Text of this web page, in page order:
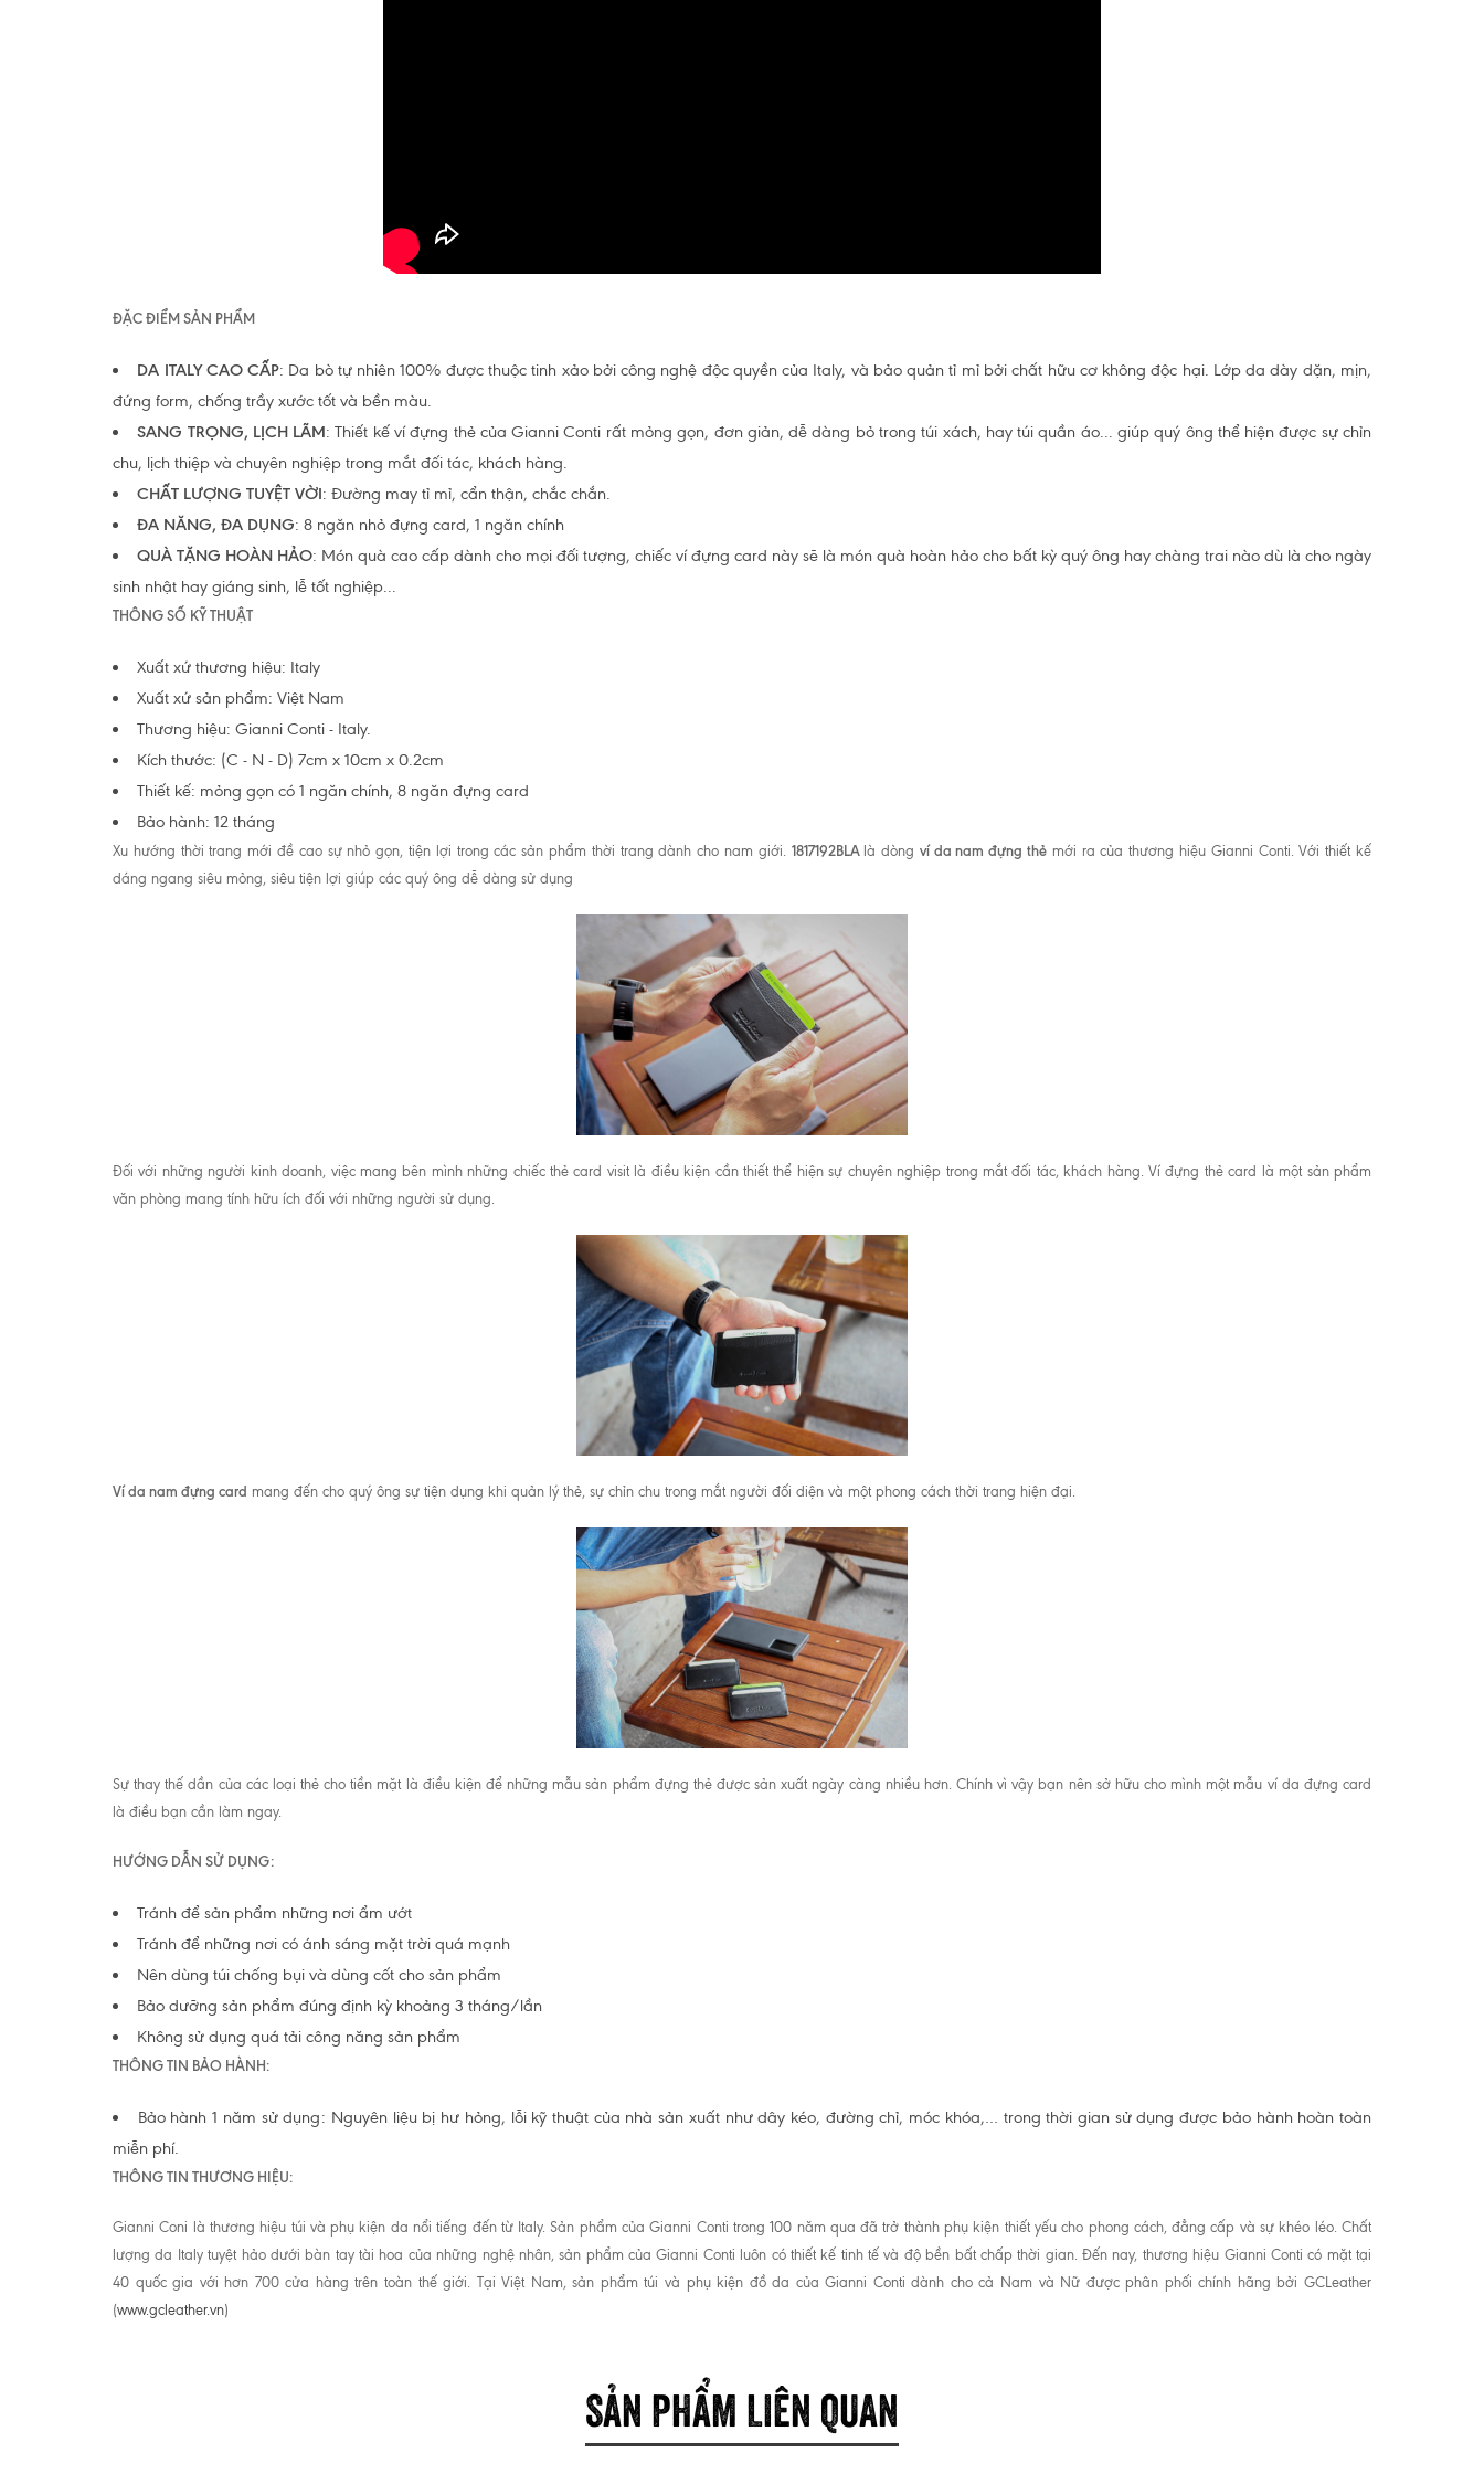
ĐẶC ĐIỂM SẢN PHẨM
DA ITALY CAO CẤP: Da bò tự nhiên 100% được thuộc tinh xảo bởi công nghệ độc quyền của Italy, và bảo quản tỉ mỉ bởi chất hữu cơ không độc hại. Lớp da dày dặn, mịn,
đứng form, chống trầy xước tốt và bền màu.
SANG TRỌNG, LỊCH LÃM: Thiết kế ví đựng thẻ của Gianni Conti rất mỏng gọn, đơn giản, dễ dàng bỏ trong túi xách, hay túi quần áo... giúp quý ông thể hiện được sự chỉn
chu, lịch thiệp và chuyên nghiệp trong mắt đối tác, khách hàng.
CHẤT LƯỢNG TUYỆT VỜI: Đường may tỉ mỉ, cẩn thận, chắc chắn.
ĐA NĂNG, ĐA DỤNG: 8 ngăn nhỏ đựng card, 1 ngăn chính
QUÀ TẶNG HOÀN HẢO: Món quà cao cấp dành cho mọi đối tượng, chiếc ví đựng card này sẽ là món quà hoàn hảo cho bất kỳ quý ông hay chàng trai nào dù là cho ngày
sinh nhật hay giáng sinh, lễ tốt nghiệp...
THÔNG SỐ KỸ THUẬT
Xuất xứ thương hiệu: Italy
Xuất xứ sản phẩm: Việt Nam
Thương hiệu: Gianni Conti - Italy.
Kích thước: (C - N - D) 7cm x 10cm x 0.2cm
Thiết kế: mỏng gọn có 1 ngăn chính, 8 ngăn đựng card
Bảo hành: 12 tháng
Xu hướng thời trang mới đề cao sự nhỏ gọn, tiện lợi trong các sản phẩm thời trang dành cho nam giới. 1817192BLA là dòng ví da nam đựng thẻ mới ra của thương hiệu Gianni Conti. Với thiết kế
dáng ngang siêu mỏng, siêu tiện lợi giúp các quý ông dễ dàng sử dụng
Đối với những người kinh doanh, việc mang bên mình những chiếc thẻ card visit là điều kiện cần thiết thể hiện sự chuyên nghiệp trong mắt đối tác, khách hàng. Ví đựng thẻ card là một sản phẩm
văn phòng mang tính hữu ích đối với những người sử dụng.
Ví da nam đựng card mang đến cho quý ông sự tiện dụng khi quản lý thẻ, sự chỉn chu trong mắt người đối diện và một phong cách thời trang hiện đại.
Sự thay thế dần của các loại thẻ cho tiền mặt là điều kiện để những mẫu sản phẩm đựng thẻ được sản xuất ngày càng nhiều hơn. Chính vì vậy bạn nên sở hữu cho mình một mẫu ví da đựng card
là điều bạn cần làm ngay.
HƯỚNG DẪN SỬ DỤNG:
Tránh để sản phẩm những nơi ẩm ướt
Tránh để những nơi có ánh sáng mặt trời quá mạnh
Nên dùng túi chống bụi và dùng cốt cho sản phẩm
Bảo dưỡng sản phẩm đúng định kỳ khoảng 3 tháng/lần
Không sử dụng quá tải công năng sản phẩm
THÔNG TIN BẢO HÀNH:
Bảo hành 1 năm sử dụng: Nguyên liệu bị hư hỏng, lỗi kỹ thuật của nhà sản xuất như dây kéo, đường chỉ, móc khóa,… trong thời gian sử dụng được bảo hành hoàn toàn
miễn phí.
THÔNG TIN THƯƠNG HIỆU:
Gianni Coni là thương hiệu túi và phụ kiện da nổi tiếng đến từ Italy. Sản phẩm của Gianni Conti trong 100 năm qua đã trở thành phụ kiện thiết yếu cho phong cách, đẳng cấp và sự khéo léo. Chất
lượng da Italy tuyệt hảo dưới bàn tay tài hoa của những nghệ nhân, sản phẩm của Gianni Conti luôn có thiết kế tinh tế và độ bền bất chấp thời gian. Đến nay, thương hiệu Gianni Conti có mặt tại
40 quốc gia với hơn 700 cửa hàng trên toàn thế giới. Tại Việt Nam, sản phẩm túi và phụ kiện đồ da của Gianni Conti dành cho cả Nam và Nữ được phân phối chính hãng bởi GCLeather
(www.gcleather.vn)
SẢN PHẨM LIÊN QUAN